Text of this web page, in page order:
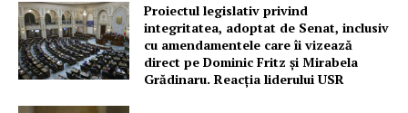
Despre noi / Echipa
Proiecte editoriale
Rețea
Proiectul legislativ privind
integritatea, adoptat de Senat, inclusiv
cu amendamentele care îi vizează
direct pe Dominic Fritz și Mirabela
Grădinaru. Reacția liderului USR